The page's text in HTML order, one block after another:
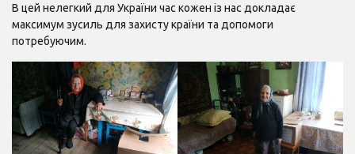
В цей нелегкий для України час кожен із нас докладає
максимум зусиль для захисту країни та допомоги
потребуючим.